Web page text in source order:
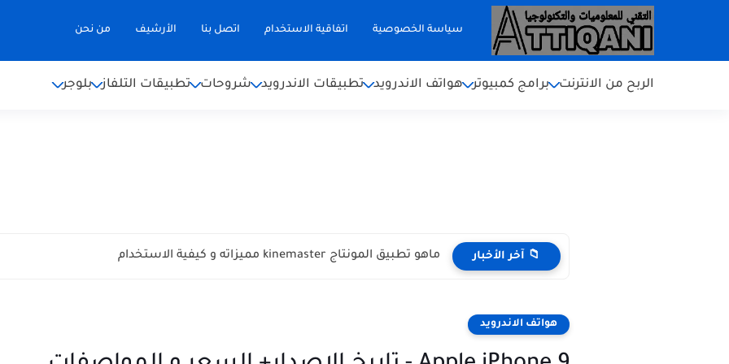
سياسة الخصوصية اتفاقية الاستخدام اتصل بنا الأرشيف من نحن
الربح من الانترنت برامج كمبيوتر هواتف الاندرويد تطبيقات الاندرويد شروحات تطبيقات التلفاز بلوجر
📁 آخر الأخبار ماهو تطبيق المونتاج kinemaster مميزاته و كيفية الاستخدام
هواتف الاندرويد